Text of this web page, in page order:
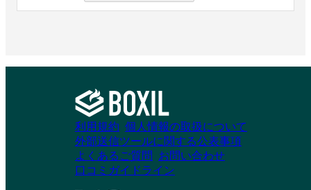
利用規約 個人情報の取扱について
外部送信ツールに関する公表事項
よくあるご質問
お問い合わせ
口コミガイドライン